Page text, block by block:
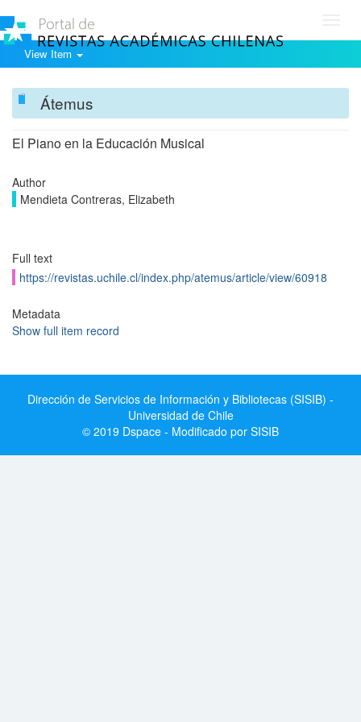
View Item
Átemus
El Piano en la Educación Musical
Author
Mendieta Contreras, Elizabeth
Full text
https://revistas.uchile.cl/index.php/atemus/article/view/60918
Metadata
Show full item record
Dirección de Servicios de Información y Bibliotecas (SISIB) -
Universidad de Chile
© 2019 Dspace - Modificado por SISIB